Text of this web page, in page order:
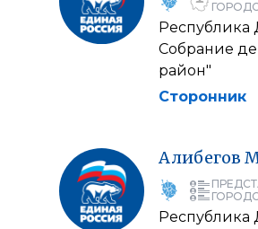
Республика
Собрание
район"
Сторонник
Алибегов
Республика